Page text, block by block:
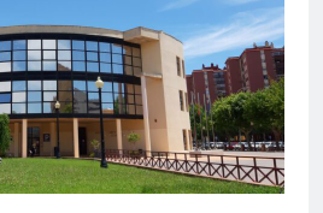
echa el cierre con éxito
rotundo
2 Semanas Atrás
La Mancomunidad y el
Banco de Alimentos del
Campo de Gibraltar renuevan
su convenio de colaboración
2 Semanas Atrás
Tráfico especial para
despedir la feria. Ojo si vas
a Santa Bárbara
2 Semanas Atrás